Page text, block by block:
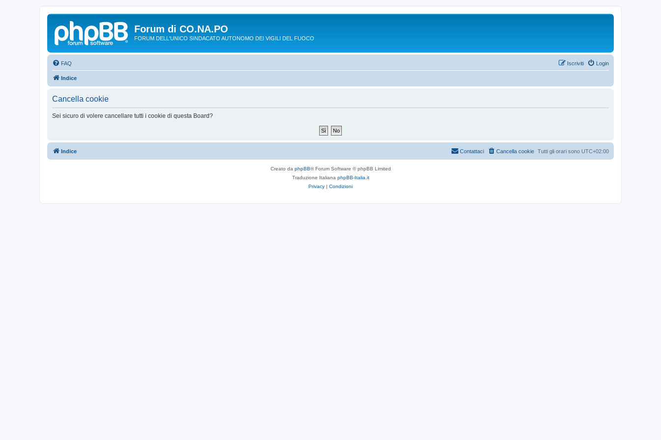
Forum di CO.NA.PO
FORUM DELL'UNICO SINDACATO AUTONOMO DEI VIGILI DEL FUOCO
FAQ Login
Iscriviti
Indice
Cancella cookie
Sei sicuro di volere cancellare tutti i cookie di questa Board?
Indice Tutti gli orari sono UTC+02:00
Cancella cookie
Contattaci
Creato da phpBB® Forum Software © phpBB Limited
Traduzione Italiana phpBB-Italia.it
Privacy | Condizioni